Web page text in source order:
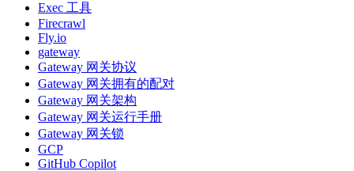
Exec 工具
Firecrawl
Fly.io
gateway
Gateway 网关协议
Gateway 网关拥有的配对
Gateway 网关架构
Gateway 网关运行手册
Gateway 网关锁
GCP
GitHub Copilot